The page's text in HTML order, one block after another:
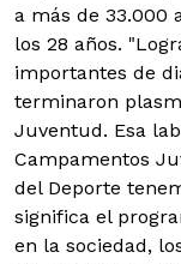
a más de 33.000
los 28 años.
importantes de
terminaron
Juventud. Esa
Campamentos
del Deporte
significa el
en la sociedad,